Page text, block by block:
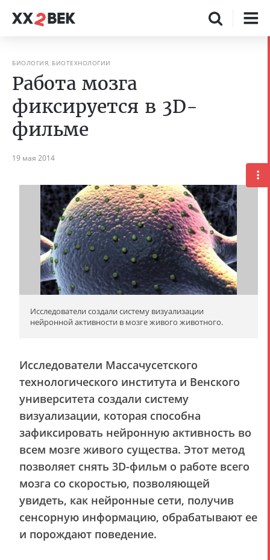
БИОЛОГИЯ, БИОТЕХНОЛОГИИ
Работа мозга
фиксируется в 3D-
фильме
19 мая 2014
Исследователи создали систему визуализации
нейронной активности в мозге живого животного.
Исследователи Массачусетского
технологического института и Венского
университета создали систему
визуализации, которая способна
зафиксировать нейронную активность во
всем мозге живого существа. Этот метод
позволяет снять 3D-фильм о работе всего
мозга со скоростью, позволяющей
увидеть, как нейронные сети, получив
сенсорную информацию, обрабатывают ее
и порождают поведение.